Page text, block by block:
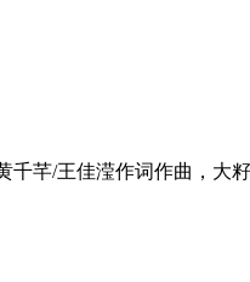
芊/王佳滢作词作曲，大